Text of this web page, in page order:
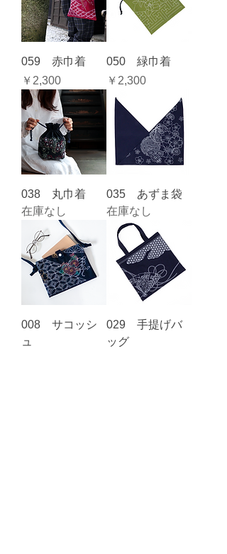
059 赤巾着
価格
￥2,300
050 緑巾着
価格
￥2,300
038 丸巾着
在庫なし
035 あずま袋
在庫なし
008 サコッシ
ュ
029 手提げバ
ッグ